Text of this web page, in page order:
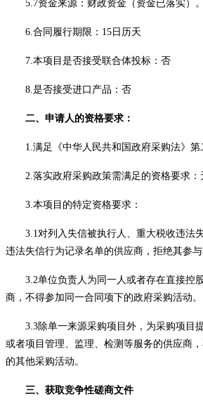
5.7资金来源：财政资金（资金已落实）。
6.合同履行期限：15日历天
7.本项目是否接受联合体投标：否
8.是否接受进口产品：否
二、申请人的资格要求：
1.满足《中华人民共和国政府采购法》第
2.落实政府采购政策需满足的资格要求：
3.本项目的特定资格要求：
3.1对列入失信被执行人、重大税收违法
违法失信行为记录名单的供应商，拒绝其参与
3.2单位负责人为同一人或者存在直接控
商，不得参加同一合同项下的政府采购活动。
3.3除单一来源采购项目外，为采购项目
或者项目管理、监理、检测等服务的供应商
的其他采购活动。
三、获取竞争性磋商文件